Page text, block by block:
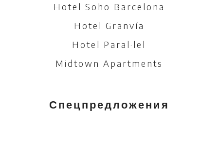
Hotel Soho Barcelona
Hotel Granvía
Hotel Paral·lel
Midtown Apartments
Спецпредложения